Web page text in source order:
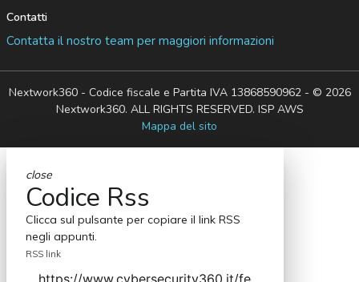
Contatti
Contatta il nostro team per maggiori informazioni
Nextwork360 - Codice fiscale e Partita IVA 13868590962 - © 2026
Nextwork360. ALL RIGHTS RESERVED. ISP AWS
Mappa del sito
close
Codice Rss
Clicca sul pulsante per copiare il link RSS
negli appunti.
RSS link